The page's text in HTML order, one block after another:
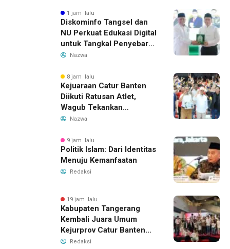
1 jam lalu
Diskominfo Tangsel dan
NU Perkuat Edukasi Digital
untuk Tangkal Penyebaran
Hoaks
Nazwa
8 jam lalu
Kejuaraan Catur Banten
Diikuti Ratusan Atlet,
Wagub Tekankan
Pembinaan Dini
Nazwa
9 jam lalu
Politik Islam: Dari Identitas
Menuju Kemanfaatan
Redaksi
19 jam lalu
Kabupaten Tangerang
Kembali Juara Umum
Kejurprov Catur Banten
2026, Raih 24 Medali
Redaksi